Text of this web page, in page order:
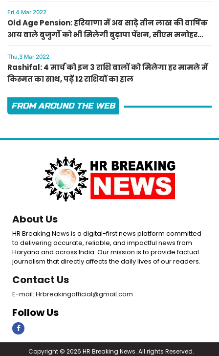
Fri,4 Mar 2022
Old Age Pension: हरियाणा में अब साढ़े तीन लाख की वार्षिक
आय वाले बुजुर्गों को भी मिलेगी बुढ़ापा पेंशन, सीएम मनोहर
लाल का ऐलान
Thu,3 Mar 2022
Rashifal: 4 मार्च को इन 3 राशि वालों को मिलेगा हर मामले में
किस्मत का साथ, पढ़ें 12 राशियों का हाल
FROM AROUND THE WEB
About Us
HR Breaking News is a digital-first news platform committed
to delivering accurate, reliable, and impactful news from
Haryana and across India. Our mission is to provide factual
journalism that directly affects the daily lives of our readers.
Contact Us
E-mail: Hrbreakingofficial@gmail.com
Follow Us
Copyright © 2026 HR Breaking News. All rights Reserved.